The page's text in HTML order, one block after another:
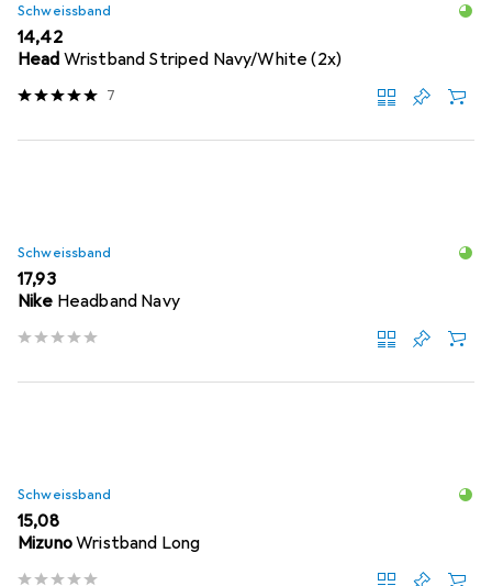
Schweissband
EUR
14,42
Head Wristband Striped Navy/White (2x)
7
Schweissband
EUR
17,93
Nike Headband Navy
Schweissband
EUR
15,08
MizunoWristband Long